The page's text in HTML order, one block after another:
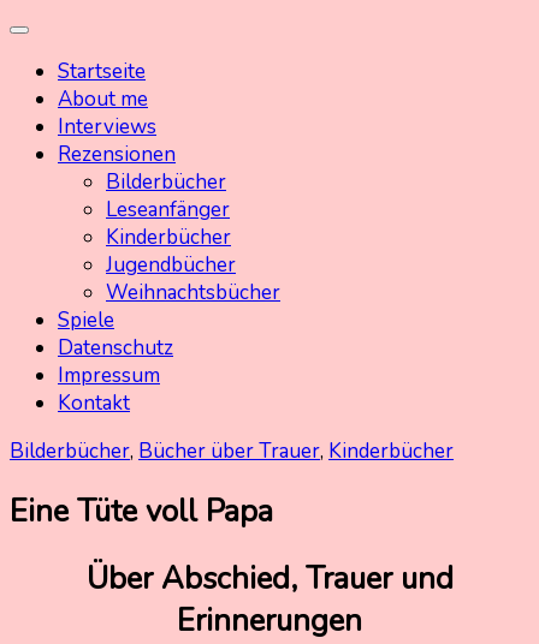
Skip
contentStartseite
About me
Interviews
Rezensionen
Bilderbücher
Leseanfänger
Kinderbücher
Jugendbücher
Weihnachtsbücher
Spiele
Datenschutz
Impressum
Kontakt
Bilderbücher, Bücher über Trauer, Kinderbücher
Eine Tüte voll Papa
Über Abschied, Trauer und
Erinnerungen